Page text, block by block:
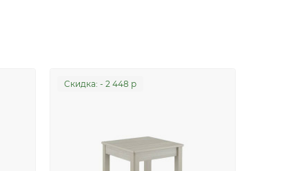
Cкидка: - 2 448 р